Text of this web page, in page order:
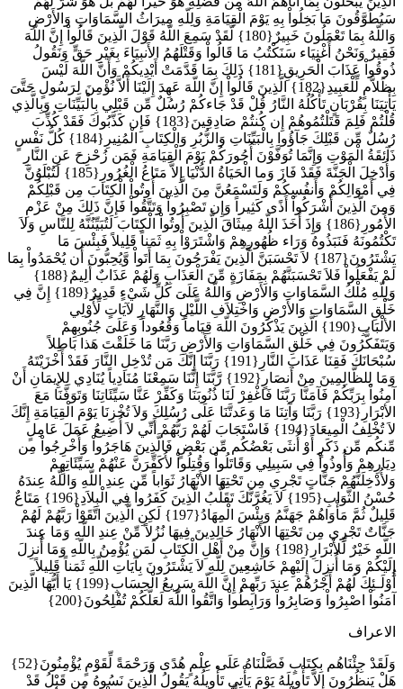
سَيُطَوَّقُونَ مَا بَخِلُواْ بِهِ يَوْمَ الْقِيَامَةِ وَلِلّهِ مِيرَاثُ السَّمَاوَاتِ وَالأَرْضِ
وَاللّهُ بِمَا تَعْمَلُونَ خَبِيرٌ{180} لَّقَدْ سَمِعَ اللّهُ قَوْلَ الَّذِينَ قَالُواْ إِنَّ اللّهَ
فَقِيرٌ وَنَحْنُ أَغْنِيَاء سَنَكْتُبُ مَا قَالُواْ وَقَتْلَهُمُ الأَنبِيَاءَ بِغَيْرِ حَقٍّ وَنَقُولُ
ذُوقُواْ عَذَابَ الْحَرِيقِ{181} ذَلِكَ بِمَا قَدَّمَتْ أَيْدِيكُمْ وَأَنَّ اللّهَ لَيْسَ
بِظَلاَّمٍ لِّلْعَبِيدِ{182} الَّذِينَ قَالُواْ إِنَّ اللّهَ عَهِدَ إِلَيْنَا أَلاَّ نُؤْمِنَ لِرَسُولٍ حَتَّىَ
يَأْتِيَنَا بِقُرْبَانٍ تَأْكُلُهُ النَّارُ قُلْ قَدْ جَاءكُمْ رُسُلٌ مِّن قَبْلِي بِالْبَيِّنَاتِ وَبِالَّذِي
قُلْتُمْ فَلِمَ قَتَلْتُمُوهُمْ إِن كُنتُمْ صَادِقِينَ{183} فَإِن كَذَّبُوكَ فَقَدْ كُذِّبَ
رُسُلٌ مِّن قَبْلِكَ جَآؤُوا بِالْبَيِّنَاتِ وَالزُّبُرِ وَالْكِتَابِ الْمُنِيرِ{184} كُلُّ نَفْسٍ
ذَآئِقَةُ الْمَوْتِ وَإِنَّمَا تُوَفَّوْنَ أُجُورَكُمْ يَوْمَ الْقِيَامَةِ فَمَن زُحْزِحَ عَنِ النَّارِ
وَأُدْخِلَ الْجَنَّةَ فَقَدْ فَازَ وَما الْحَيَاةُ الدُّنْيَا إِلاَّ مَتَاعُ الْغُرُورِ{185} لَتُبْلَوُنَّ
فِي أَمْوَالِكُمْ وَأَنفُسِكُمْ وَلَتَسْمَعُنَّ مِنَ الَّذِينَ أُوتُواْ الْكِتَابَ مِن قَبْلِكُمْ
وَمِنَ الَّذِينَ أَشْرَكُواْ أَذًى كَثِيراً وَإِن تَصْبِرُواْ وَتَتَّقُواْ فَإِنَّ ذَلِكَ مِنْ عَزْمِ
الأُمُورِ{186} وَإِذَ أَخَذَ اللّهُ مِيثَاقَ الَّذِينَ أُوتُواْ الْكِتَابَ لَتُبَيِّنُنَّهُ لِلنَّاسِ وَلاَ
تَكْتُمُونَهُ فَنَبَذُوهُ وَرَاء ظُهُورِهِمْ وَاشْتَرَوْاْ بِهِ ثَمَناً قَلِيلاً فَبِئْسَ مَا
يَشْتَرُونَ{187} لاَ تَحْسَبَنَّ الَّذِينَ يَفْرَحُونَ بِمَا أَتَواْ وَّيُحِبُّونَ أَن يُحْمَدُواْ بِمَا
لَمْ يَفْعَلُواْ فَلاَ تَحْسَبَنَّهُمْ بِمَفَازَةٍ مِّنَ الْعَذَابِ وَلَهُمْ عَذَابٌ أَلِيمٌ{188}
وَلِلّهِ مُلْكُ السَّمَاوَاتِ وَالأَرْضِ وَاللّهُ عَلَىَ كُلِّ شَيْءٍ قَدِيرٌ{189} إِنَّ فِي
خَلْقِ السَّمَاوَاتِ وَالأَرْضِ وَاخْتِلاَفِ اللَّيْلِ وَالنَّهَارِ لآيَاتٍ لِّأُوْلِي
الألْبَابِ{190} الَّذِينَ يَذْكُرُونَ اللّهَ قِيَاماً وَقُعُوداً وَعَلَىَ جُنُوبِهِمْ
وَيَتَفَكَّرُونَ فِي خَلْقِ السَّمَاوَاتِ وَالأَرْضِ رَبَّنَا مَا خَلَقْتَ هَذا بَاطِلاً
سُبْحَانَكَ فَقِنَا عَذَابَ النَّارِ{191} رَبَّنَا إِنَّكَ مَن تُدْخِلِ النَّارَ فَقَدْ أَخْزَيْتَهُ
وَمَا لِلظَّالِمِينَ مِنْ أَنصَارٍ{192} رَّبَّنَا إِنَّنَا سَمِعْنَا مُنَادِياً يُنَادِي لِلإِيمَانِ أَنْ
آمِنُواْ بِرَبِّكُمْ فَآمَنَّا رَبَّنَا فَاغْفِرْ لَنَا ذُنُوبَنَا وَكَفِّرْ عَنَّا سَيِّئَاتِنَا وَتَوَفَّنَا مَعَ
الأبْرَارِ{193} رَبَّنَا وَآتِنَا مَا وَعَدتَّنَا عَلَى رُسُلِكَ وَلاَ تُخْزِنَا يَوْمَ الْقِيَامَةِ إِنَّكَ
لاَ تُخْلِفُ الْمِيعَادَ{194} فَاسْتَجَابَ لَهُمْ رَبُّهُمْ أَنِّي لاَ أُضِيعُ عَمَلَ عَامِلٍ
مِّنكُم مِّن ذَكَرٍ أَوْ أُنثَى بَعْضُكُم مِّن بَعْضٍ فَالَّذِينَ هَاجَرُواْ وَأُخْرِجُواْ مِن
دِيَارِهِمْ وَأُوذُواْ فِي سَبِيلِي وَقَاتَلُواْ وَقُتِلُواْ لأُكَفِّرَنَّ عَنْهُمْ سَيِّئَاتِهِمْ
وَلأُدْخِلَنَّهُمْ جَنَّاتٍ تَجْرِي مِن تَحْتِهَا الأَنْهَارُ ثَوَاباً مِّن عِندِ اللّهِ وَاللّهُ عِندَهُ
حُسْنُ الثَّوَابِ{195} لاَ يَغُرَّنَّكَ تَقَلُّبُ الَّذِينَ كَفَرُواْ فِي الْبِلاَدِ{196} مَتَاعٌ
قَلِيلٌ ثُمَّ مَأْوَاهُمْ جَهَنَّمُ وَبِئْسَ الْمِهَادُ{197} لَكِنِ الَّذِينَ اتَّقَوْاْ رَبَّهُمْ لَهُمْ
جَنَّاتٌ تَجْرِي مِن تَحْتِهَا الأَنْهَارُ خَالِدِينَ فِيهَا نُزُلاً مِّنْ عِندِ اللّهِ وَمَا عِندَ
اللّهِ خَيْرٌ لِّلأَبْرَارِ{198} وَإِنَّ مِنْ أَهْلِ الْكِتَابِ لَمَن يُؤْمِنُ بِاللّهِ وَمَا أُنزِلَ
إِلَيْكُمْ وَمَا أُنزِلَ إِلَيْهِمْ خَاشِعِينَ لِلّهِ لاَ يَشْتَرُونَ بِآيَاتِ اللّهِ ثَمَناً قَلِيلاً
أُوْلَـئِكَ لَهُمْ أَجْرُهُمْ عِندَ رَبِّهِمْ إِنَّ اللّهَ سَرِيعُ الْحِسَابِ{199} يَا أَيُّهَا الَّذِينَ
آمَنُواْ اصْبِرُواْ وَصَابِرُواْ وَرَابِطُواْ وَاتَّقُواْ اللّهَ لَعَلَّكُمْ تُفْلِحُونَ{200}
الاعراف
وَلَقَدْ جِئْنَاهُم بِكِتَابٍ فَصَّلْنَاهُ عَلَى عِلْمٍ هُدًى وَرَحْمَةً لِّقَوْمٍ يُؤْمِنُونَ{52}
هَلْ يَنظُرُونَ إِلاَّ تَأْوِيلَهُ يَوْمَ يَأْتِي تَأْوِيلُهُ يَقُولُ الَّذِينَ نَسُوهُ مِن قَبْلُ قَدْ